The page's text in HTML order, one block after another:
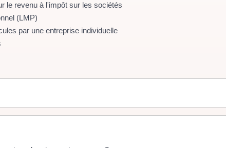
le revenu à l'impôt sur les sociétés
(LMP)
par une entreprise individuelle